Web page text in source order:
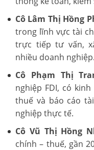
Cô Lâm Thị Hồng
trong lĩnh vực tài
trực tiếp tư vấn,
nhiều doanh nghiệp.
Cô Phạm Thị
nghiệp FDI, có
thuế và báo cáo
nghiệp thực tế.
Cô Vũ Thị Hồng
chính – thuế, gần